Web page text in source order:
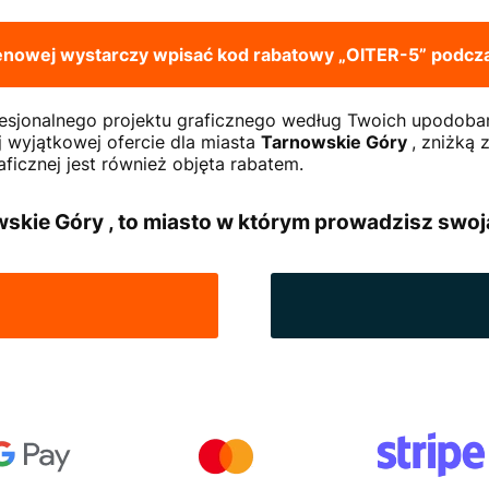
wystarczy wpisać kod rabatowy „OITER-5”
projektu graficznego według Twoich
wyjątkowej ofercie dla miasta Tarnowskie Góry , zniżką
jest również objęta rabatem.
Góry , to miasto w którym prowadzisz